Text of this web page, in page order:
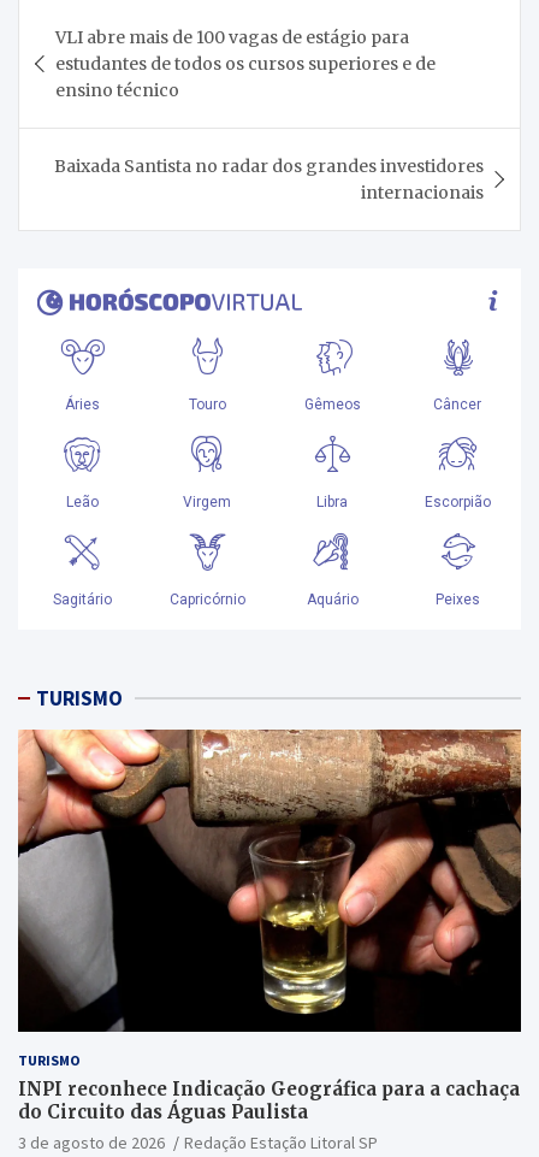
de
Post
VLI abre mais de 100 vagas de estágio para
estudantes de todos os cursos superiores e de
ensino técnico
Baixada Santista no radar dos grandes investidores
internacionais
TURISMO
TURISMO
INPI reconhece Indicação Geográfica para a cachaça
do Circuito das Águas Paulista
3 de agosto de 2026
Redação Estação Litoral SP